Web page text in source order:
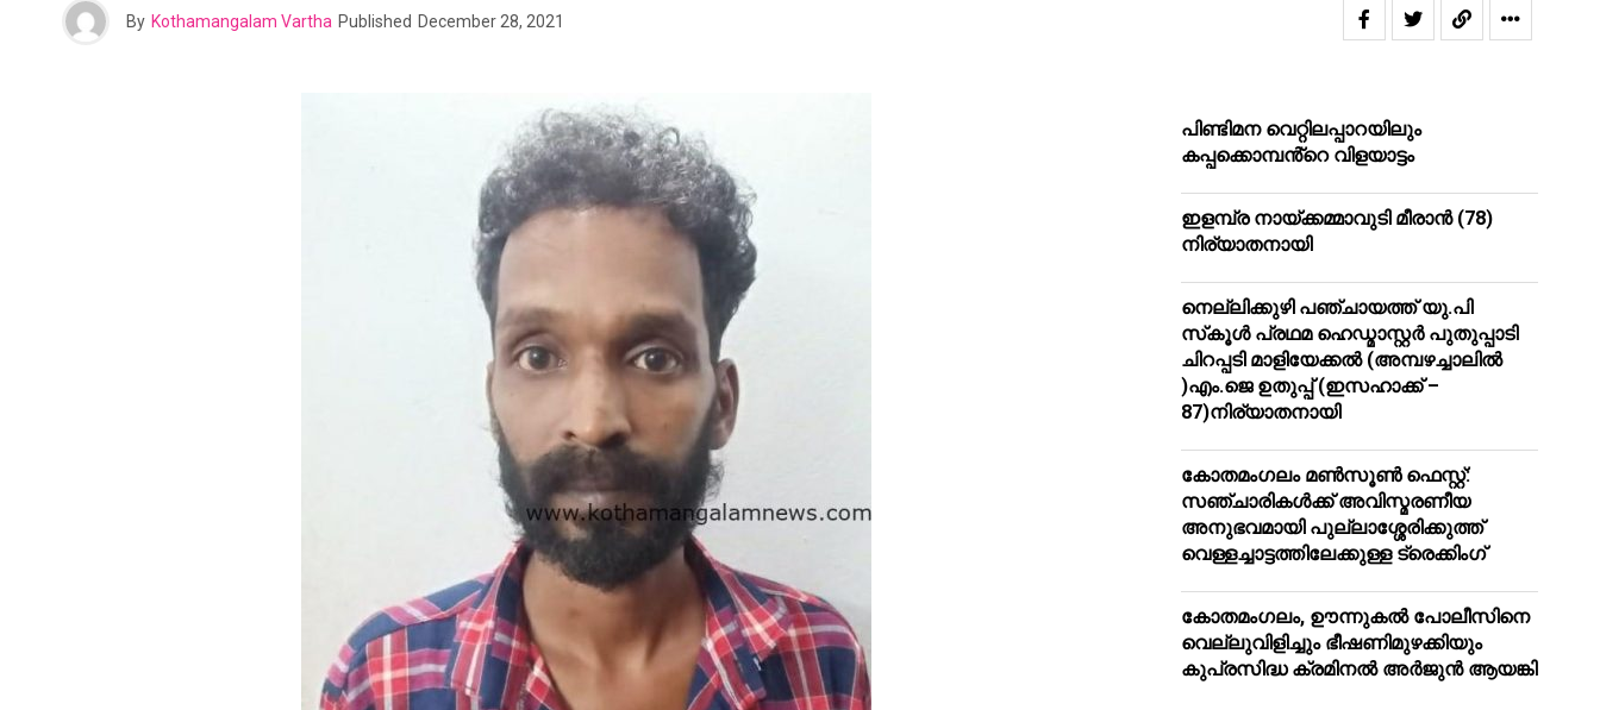
By Kothamangalam Vartha Published December 28, 2021
പിണ്ടിമന വെറ്റിലപ്പാറയിലും
കപ്പക്കൊമ്പൻ്റെ വിളയാട്ടം
ഇളമ്പ്ര നായ്ക്കമ്മാവുടി മീരാൻ (78)
നിര്യാതനായി
നെല്ലിക്കുഴി പഞ്ചായത്ത് യു.പി
സ്‌കൂൾ പ്രഥമ ഹെഡ്മാസ്റ്റർ പുതുപ്പാടി
ചിറപ്പടി മാളിയേക്കൽ (അമ്പഴച്ചാലിൽ
)എം.ജെ ഉതുപ്പ് (ഇസഹാക്ക് –
87)നിര്യാതനായി
കോതമംഗലം മൺസൂൺ ഫെസ്റ്റ്:
സഞ്ചാരികൾക്ക് അവിസ്മരണീയ
അനുഭവമായി പുല്ലാശ്ശേരിക്കുത്ത്
വെള്ളച്ചാട്ടത്തിലേക്കുള്ള ട്രെക്കിംഗ്
കോതമംഗലം, ഊന്നുകൽ പോലീസിനെ
വെല്ലുവിളിച്ചും ഭീഷണിമുഴക്കിയും
കുപ്രസിദ്ധ ക്രമിനല്‍ അര്‍ജുന്‍ ആയങ്കി